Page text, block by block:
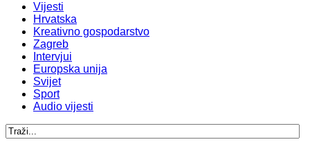
Vijesti
Hrvatska
Kreativno gospodarstvo
Zagreb
Intervjui
Europska unija
Svijet
Sport
Audio vijesti